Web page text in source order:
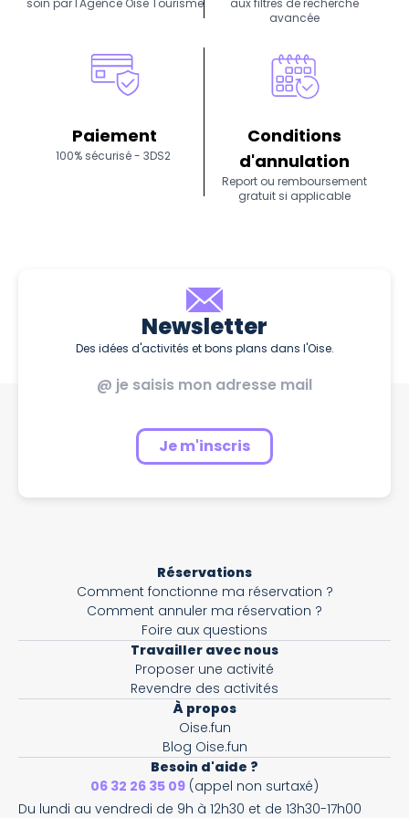
soin par l'Agence Oise Tourisme
aux filtres de recherche
avancée
Paiement
100% sécurisé - 3DS2
Conditions
d'annulation
Report ou remboursement
gratuit si applicable
Newsletter
Des idées d'activités et bons plans dans l'Oise.
Je m'inscris
Réservations
Comment fonctionne ma réservation ?
Comment annuler ma réservation ?
Foire aux questions
Travailler avec nous
Proposer une activité
Revendre des activités
À propos
Oise.fun
Blog Oise.fun
Besoin d'aide ?
06 32 26 35 09 (appel non surtaxé)
Du lundi au vendredi de 9h à 12h30 et de 13h30-17h00